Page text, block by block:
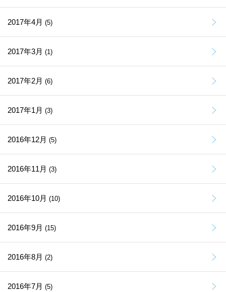
2017年4月 (5)
2017年3月 (1)
2017年2月 (6)
2017年1月 (3)
2016年12月 (5)
2016年11月 (3)
2016年10月 (10)
2016年9月 (15)
2016年8月 (2)
2016年7月 (5)